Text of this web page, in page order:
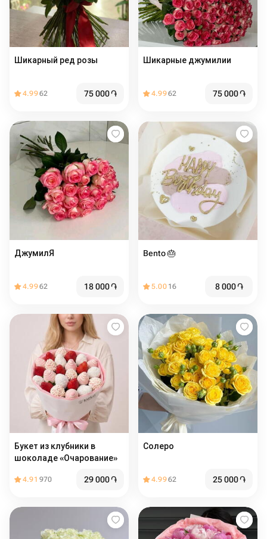
Шикарный ред розы
4.9962 75 000֏
Шикарные джумилии
4.9962 75 000֏
ДжумилЯ
4.9962 18 000֏
Bento 🎂
5.00 16 8 000֏
Букет из клубники в
шоколаде «Очарование»
4.91 970 29 000֏
Солеро
4.9962 25 000֏